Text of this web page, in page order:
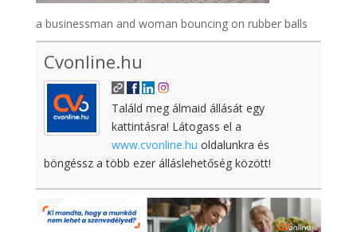
a businessman and woman bouncing on rubber balls
Cvonline.hu
Találd meg álmaid állását egy
kattintásra! Látogass el a
www.cvonline.hu oldalunkra és
böngéssz a több ezer álláslehetőség között!